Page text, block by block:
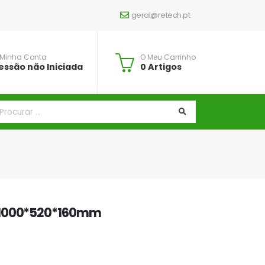
geral@retech.pt
Conta
não Iniciada
O Meu Carrinho
0 Artigos